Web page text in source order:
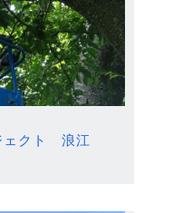
ェクト 浪江